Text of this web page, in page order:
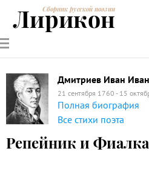
РУССКИЕ
ПОЭТЫ
СОВРЕМЕННИКИ
ПОЭЗИИ
Сборник русской поэзии
Лирикон
Дмитриев Иван
21 сентября 1760 - 15
Полная биография
Все стихи поэта
Репейник и Фиалка